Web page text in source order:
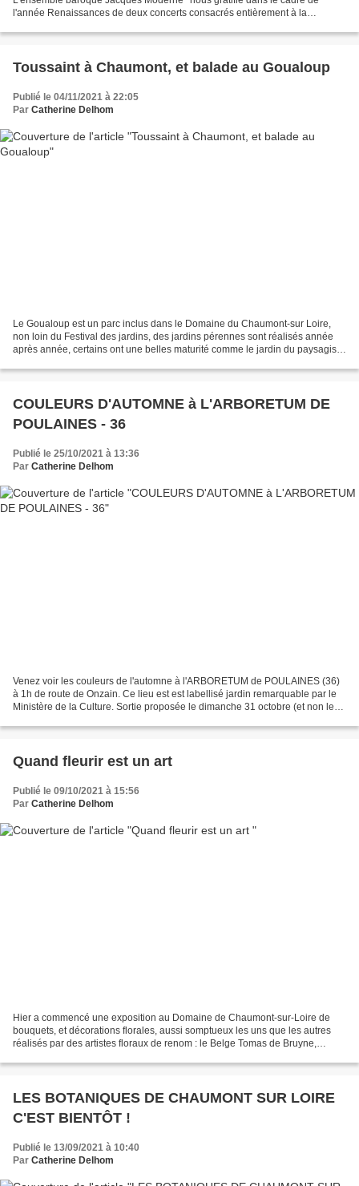
l'année Renaissances de deux concerts consacrés entièrement à la
Toussaint à Chaumont, et balade au Goualoup
Publié le 04/11/2021 à 22:05
Par Catherine Delhom
Le Goualoup est un parc inclus dans le Domaine du Chaumont-sur Loire,
non loin du Festival des jardins, des jardins pérennes sont réalisés année
après année, certains ont une belles maturité comme le jardin du paysagiste
COULEURS D'AUTOMNE à L'ARBORETUM DE
POULAINES - 36
Publié le 25/10/2021 à 13:36
Par Catherine Delhom
Venez voir les couleurs de l'automne à l'ARBORETUM de POULAINES (36)
à 1h de route de Onzain. Ce lieu est est labellisé jardin remarquable par le
Ministère de la Culture. Sortie proposée le dimanche 31 octobre (et non le
Quand fleurir est un art
Publié le 09/10/2021 à 15:56
Par Catherine Delhom
Hier a commencé une exposition au Domaine de Chaumont-sur-Loire de
bouquets, et décorations florales, aussi somptueux les uns que les autres
réalisés par des artistes floraux de renom : le Belge Tomas de Bruyne,
LES BOTANIQUES DE CHAUMONT SUR LOIRE
C'EST BIENTÔT !
Publié le 13/09/2021 à 10:40
Par Catherine Delhom